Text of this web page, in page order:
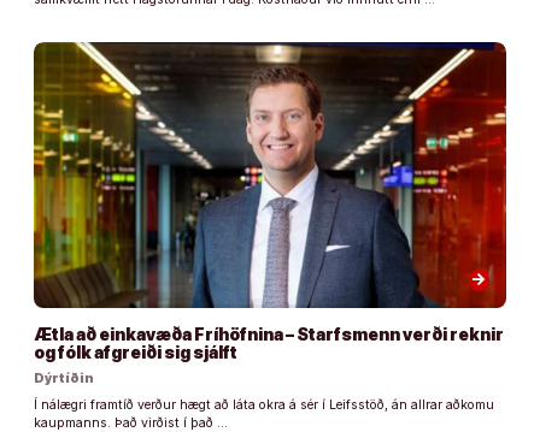
arrow_forward
Ætla að einkavæða Fríhöfnina – Starfsmenn verði reknir
og fólk afgreiði sig sjálft
Dýrtíðin
Í nálægri framtíð verður hægt að láta okra á sér í Leifsstöð, án allrar aðkomu
kaupmanns. Það virðist í það …